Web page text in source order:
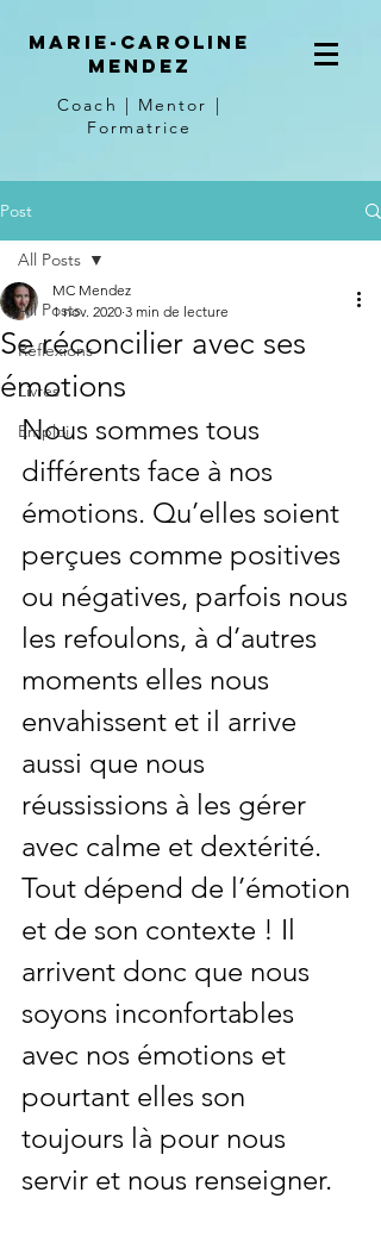
Marie-Caroline
Mendez
Coach | Mentor |
Formatrice
Post
All Posts
Réflexions
Livres
Emploi
All Posts
Se réconcilier avec ses
émotions
MC Mendez
1 nov. 2020 3 min de lecture
Nous sommes tous
différents face à nos
émotions. Qu’elles soient
perçues comme positives
ou négatives, parfois nous
les refoulons, à d’autres
moments elles nous
envahissent et il arrive
aussi que nous
réussissions à les gérer
avec calme et dextérité.
Tout dépend de l’émotion
et de son contexte ! Il
arrivent donc que nous
soyons inconfortables
avec nos émotions et
pourtant elles son
toujours là pour nous
servir et nous renseigner.